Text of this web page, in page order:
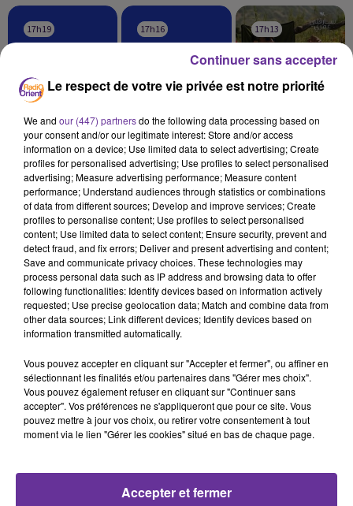
17h19
17h19
Tachakourat 2001
17h16
17h16
NASSIF ZAYTOUN
Helwi 2025
17h13
17h13
WAEL KFOURY
Sare2li Omri 2026
ÉCOUTER
EN CE
MOMENT
Liban-
échec des
discussions,
un proche
présumé
de la DZ...
Le respect de votre vie privée est notre priorité
We and our (447) partnersdo the following data processing based on
your consent and/or our legitimate interest: Store and/or access
information on a device; Use limited data to select advertising; Create
profiles for personalised advertising; Use profiles to select personalised
advertising; Measure advertising performance; Measure content
performance; Understand audiences through statistics or combinations
of data from different sources; Develop and improve services; Create
profiles to personalise content; Use profiles to select personalised
content; Use limited data to select content; Ensure security, prevent and
detect fraud, and fix errors; Deliver and present advertising and content;
Save and communicate privacy choices. These technologies may
process personal data such as IP address and browsing data to offer
following functionalities: Identify devices based on information actively
requested; Use precise geolocation data; Match and combine data from
other data sources; Link different devices; Identify devices based on
information transmitted automatically.
Vous pouvez accepter en cliquant sur "Accepter et fermer", ou affiner en
sélectionnant les finalités et/ou partenaires dans "Gérer mes choix".
Vous pouvez également refuser en cliquant sur "Continuer sans
accepter". Vos préférences ne s'appliqueront que pour ce site. Vous
pouvez mettre à jour vos choix, ou retirer votre consentement à tout
moment via le lien "Gérer les cookies" situé en bas de chaque page.
Accepter et fermer
Continuer sans accepter